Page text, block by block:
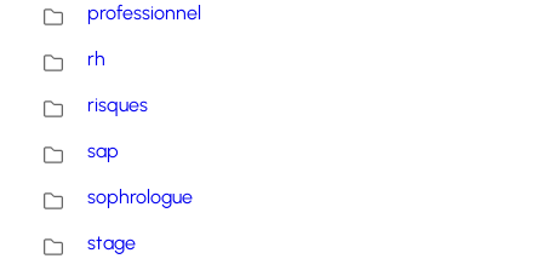
professionnel
rh
risques
sap
sophrologue
stage